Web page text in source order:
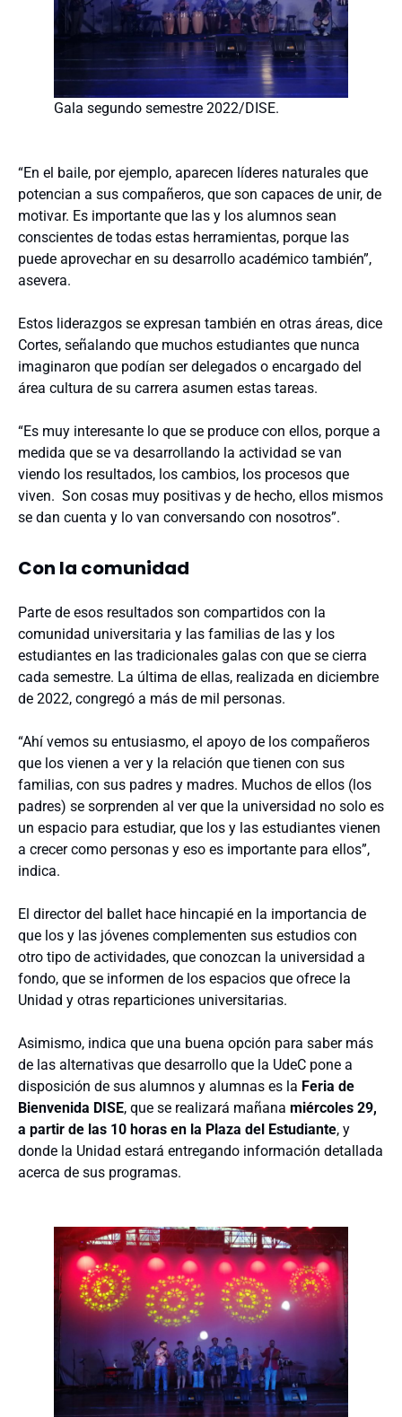
Gala segundo semestre 2022/DISE.
“En el baile, por ejemplo, aparecen líderes naturales que
potencian a sus compañeros, que son capaces de unir, de
motivar. Es importante que las y los alumnos sean
conscientes de todas estas herramientas, porque las
puede aprovechar en su desarrollo académico también”,
asevera.
Estos liderazgos se expresan también en otras áreas, dice
Cortes, señalando que muchos estudiantes que nunca
imaginaron que podían ser delegados o encargado del
área cultura de su carrera asumen estas tareas.
“Es muy interesante lo que se produce con ellos, porque a
medida que se va desarrollando la actividad se van
viendo los resultados, los cambios, los procesos que
viven. Son cosas muy positivas y de hecho, ellos mismos
se dan cuenta y lo van conversando con nosotros”.
Con la comunidad
Parte de esos resultados son compartidos con la
comunidad universitaria y las familias de las y los
estudiantes en las tradicionales galas con que se cierra
cada semestre. La última de ellas, realizada en diciembre
de 2022, congregó a más de mil personas.
“Ahí vemos su entusiasmo, el apoyo de los compañeros
que los vienen a ver y la relación que tienen con sus
familias, con sus padres y madres. Muchos de ellos (los
padres) se sorprenden al ver que la universidad no solo es
un espacio para estudiar, que los y las estudiantes vienen
a crecer como personas y eso es importante para ellos”,
indica.
El director del ballet hace hincapié en la importancia de
que los y las jóvenes complementen sus estudios con
otro tipo de actividades, que conozcan la universidad a
fondo, que se informen de los espacios que ofrece la
Unidad y otras reparticiones universitarias.
Asimismo, indica que una buena opción para saber más
de las alternativas que desarrollo que la UdeC pone a
disposición de sus alumnos y alumnas es la Feria de
Bienvenida DISE, que se realizará mañana miércoles 29,
a partir de las 10 horas en la Plaza del Estudiante, y
donde la Unidad estará entregando información detallada
acerca de sus programas.